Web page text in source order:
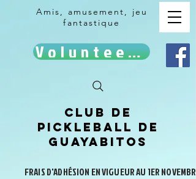
Amis, amusement, jeu
fantastique
Volunteer!
Club de
pickleball de
Guayabitos
FRAIS D'ADHÉSION EN VIGUEUR AU 1ER NOVEMBRE